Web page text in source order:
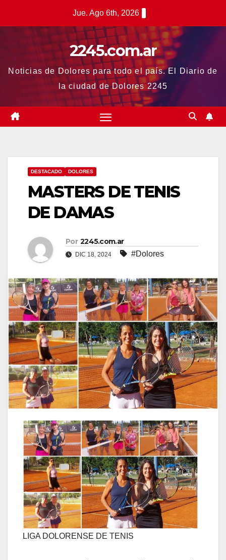
Jue. Ago 6th, 2026
2245.com.ar
Noticias de Dolores para todo el país. El Diario de
la ciudad de Dolores 2245
DESTACADO DOLORES
MASTERS DE TENIS
DE DAMAS
Por 2245.com.ar
DIC 18, 2024 #Dolores
LIGA DOLORENSE DE TENIS